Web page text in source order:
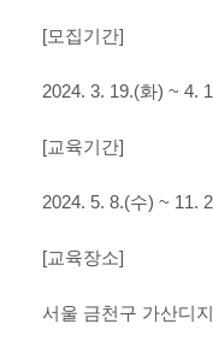
[모집기간]
2024. 3. 19.(화) ~ 4.
[교육기간]
2024. 5. 8.(수) ~ 11.
[교육장소]
서울 금천구 가산디